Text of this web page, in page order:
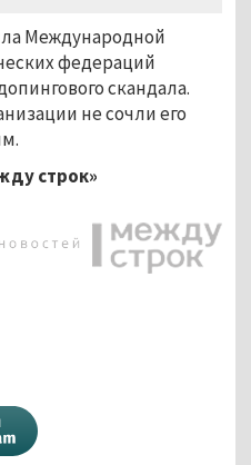
Международной
федераций
скандала.
не сочли его
строк»